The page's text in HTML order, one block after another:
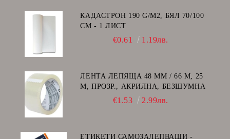
КАДАСТРОН 190 G/M2, БЯЛ 70/100
СМ - 1 ЛИСТ
€0.61 1.19лв.
ЛЕНТА ЛЕПЯЩА 48 ММ / 66 М, 25
Μ, ПРОЗР., АКРИЛНА, БЕЗШУМНА
€1.53 2.99лв.
ЕТИКЕТИ САМОЗАЛЕПВАЩИ -